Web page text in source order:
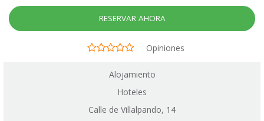
RESERVAR AHORA
Opiniones
Alojamiento
Hoteles
Calle de Villalpando, 14